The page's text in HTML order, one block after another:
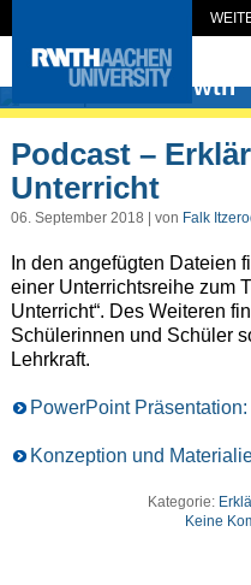
medienpaed-rwth
Podcast –
Unterricht
06. September 2018 | von Falk
In den angefügten Dateien
einer Unterrichtsreihe zum
Unterricht“. Des Weiteren
Schülerinnen und Schüler
Lehrkraft.
PowerPoint
Konzeption und
Kategorie:
Keine